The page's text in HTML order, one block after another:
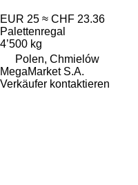
EUR 25 ≈ CHF 23.36
Palettenregal
4’500 kg
Polen, Chmielów
MegaMarket S.A.
Verkäufer kontaktieren